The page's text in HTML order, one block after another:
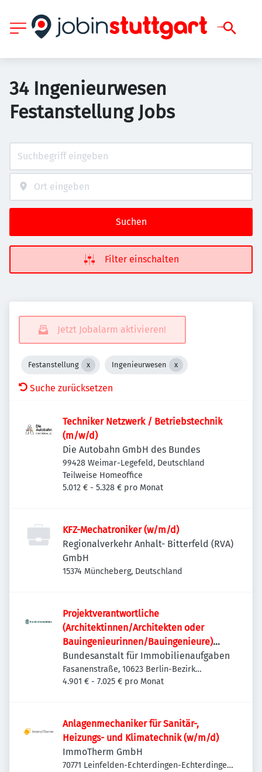
34 Ingenieurwesen
Festanstellung Jobs
Suchen
Filter einschalten
Jetzt Jobalarm aktivieren!
Festanstellung Ingenieurwesen
Suche zurücksetzen
Techniker Netzwerk / Betriebstechnik
(m/w/d)
Die Autobahn GmbH des Bundes
99428 Weimar-Legefeld, Deutschland
Teilweise Homeoffice
5.012 € - 5.328 € pro Monat
KFZ-Mechatroniker (w/m/d)
Regionalverkehr Anhalt- Bitterfeld (RVA)
GmbH
15374 Müncheberg, Deutschland
Projektverantwortliche
(Architektinnen/Architekten oder
Bauingenieurinnen/Bauingenieure)
(w/m/d)
Bundesanstalt für Immobilienaufgaben
Fasanenstraße, 10623 Berlin-Bezirk
Charlottenburg-Wilmersdorf, Deutschland
4.901 € - 7.025 € pro Monat
Anlagenmechaniker für Sanitär-,
Heizungs- und Klimatechnik (w/m/d)
ImmoTherm GmbH
70771 Leinfelden-Echterdingen-Echterdingen,